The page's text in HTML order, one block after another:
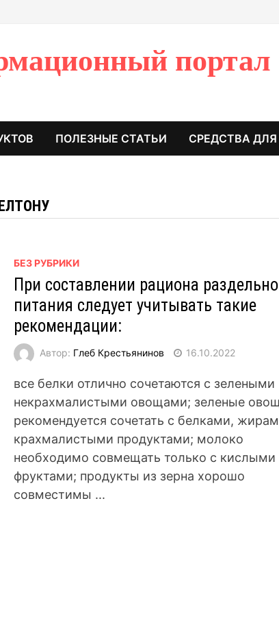
портал
ПОЛЕЗНЫЕ СТАТЬИ СРЕДСТВА
БЕЗ РУБРИКИ
При составлении рациона
питания следует учитывать такие
рекомендации:
Автор: Глеб Крестьянинов 16.10.2022
все белки отлично сочетаются с зелеными
некрахмалистыми овощами; зеленые
рекомендуется сочетать с белками,
крахмалистыми продуктами; молоко
необходимо совмещать только с кислыми
фруктами; продукты из зерна хорошо
совместимы ...